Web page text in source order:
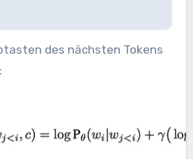
des nächsten Tokens